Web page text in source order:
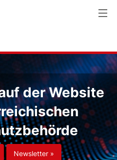
der Website
Newsletter »